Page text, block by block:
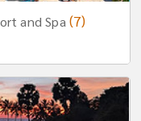
and Spa (7)